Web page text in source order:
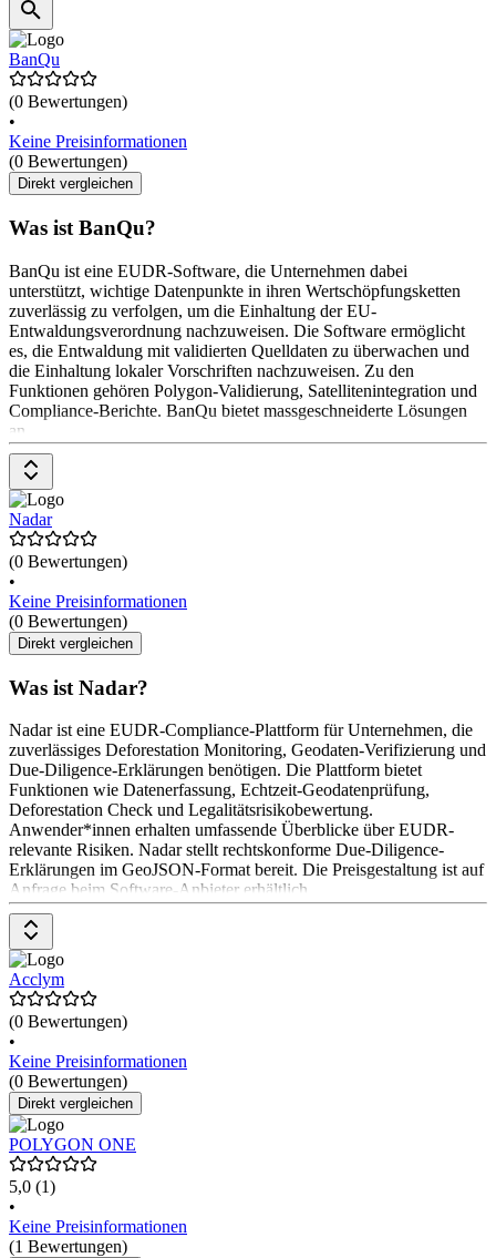
BanQu
(0 Bewertungen)
•
Keine Preisinformationen
(0 Bewertungen)
Direkt vergleichen
Was ist BanQu?
BanQu ist eine EUDR-Software, die Unternehmen dabei
unterstützt, wichtige Datenpunkte in ihren Wertschöpfungsketten
zuverlässig zu verfolgen, um die Einhaltung der EU-
Entwaldungsverordnung nachzuweisen. Die Software ermöglicht
es, die Entwaldung mit validierten Quelldaten zu überwachen und
die Einhaltung lokaler Vorschriften nachzuweisen. Zu den
Funktionen gehören Polygon-Validierung, Satellitenintegration und
Compliance-Berichte. BanQu bietet massgeschneiderte Lösungen
an.
Nadar
(0 Bewertungen)
•
Keine Preisinformationen
(0 Bewertungen)
Direkt vergleichen
Was ist Nadar?
Nadar ist eine EUDR-Compliance-Plattform für Unternehmen, die
zuverlässiges Deforestation Monitoring, Geodaten-Verifizierung und
Due-Diligence-Erklärungen benötigen. Die Plattform bietet
Funktionen wie Datenerfassung, Echtzeit-Geodatenprüfung,
Deforestation Check und Legalitätsrisikobewertung.
Anwender*innen erhalten umfassende Überblicke über EUDR-
relevante Risiken. Nadar stellt rechtskonforme Due-Diligence-
Erklärungen im GeoJSON-Format bereit. Die Preisgestaltung ist auf
Anfrage beim Software-Anbieter erhältlich.
Acclym
(0 Bewertungen)
•
Keine Preisinformationen
(0 Bewertungen)
Direkt vergleichen
POLYGON ONE
5,0 (1)
•
Keine Preisinformationen
(1 Bewertungen)